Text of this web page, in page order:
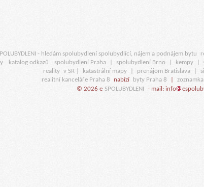
- hledám spolubydlení spolubydlící, nájem a podnájem bytu
katalog odkazů spolubydlení Praha spolubydlení Brno kempy
reality v SR | katastrální mapy prenájom Bratislava
realitní kanceláře Praha 8
nabízí byty Praha 8 zoznamka
© 2026 e SPOLUBYDLENI - mail: info